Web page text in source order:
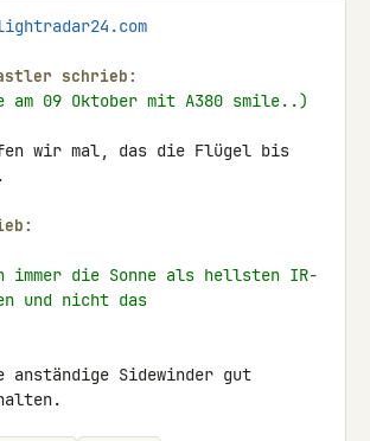
schrieb:
09 Oktober mit A380 smile..)
wir mal, das die Flügel bis
immer die Sonne als hellsten IR-
und nicht das
anständige Sidewinder gut